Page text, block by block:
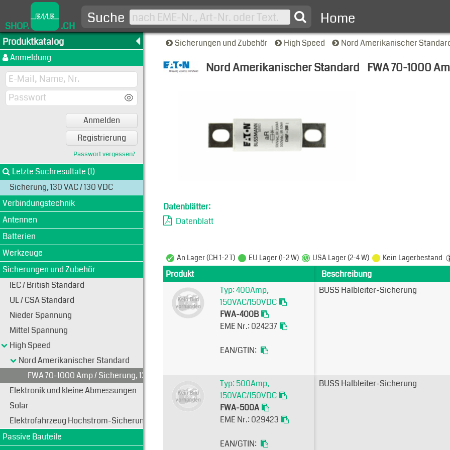
SHOP. .CH Suche Home
Produktkatalog
Anmeldung
Anmelden
Registrierung
Passwort vergessen?
Letzte Suchresultate (1)
Sicherung, 130 VAC / 130 VDC
Verbindungstechnik
Antennen
Batterien
Werkzeuge
Sicherungen und Zubehör
IEC / British Standard
UL / CSA Standard
Nieder Spannung
Mittel Spannung
High Speed
Nord Amerikanischer Standard
FWA 70-1000 Amp / Sicherung, 130 VAC / 130 VDC
Elektronik und kleine Abmessungen
Solar
Elektrofahrzeug Hochstrom-Sicherungen
Passive Bauteile
Sicherungen und Zubehör High Speed Nord Amerikanischer
Nord Amerikanischer Standard FWA 70-1000
Datenblätter:
Datenblatt
An Lager (CH 1-2 T) EU Lager (1-2 W) USA Lager (2-4 W) Kein Lagerbestand
Produkt Beschreibung
Typ: 400Amp,
150VAC/150VDC
FWA-400B
EME Nr.: 024237
EAN/GTIN:
BUSS Halbleiter-Sicherung
Typ: 500Amp,
150VAC/150VDC
FWA-500A
EME Nr.: 029423
EAN/GTIN:
BUSS Halbleiter-Sicherung